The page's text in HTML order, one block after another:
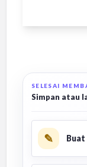
SELESAI
Simpan atau
✎